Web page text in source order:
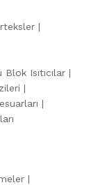
Blok Isıtıcılar